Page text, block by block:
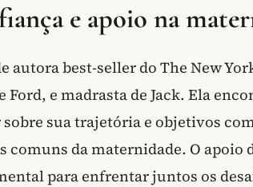
e apoio na
autora best-seller do The New
Ford, e madrasta de Jack. Ela
sua trajetória e objetivos
comuns da maternidade. O apoio
para enfrentar juntos os